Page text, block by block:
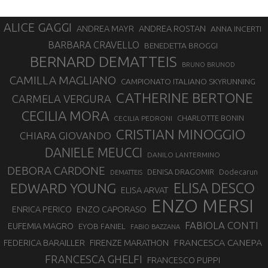
ALICE GAGGI ANDREA MAYR ANDREA ROSTAN ANNA INCERTI
BARBARA CRAVELLO BENEDETTA BROGGI
BERNARD DEMATTEIS BRUNO BRUNOD
CAMILLA MAGLIANO CAMPIONATO ITALIANO SKYRUNNING
CARMELA VERGURA CATHERINE BERTONE
CECILIA MORA CECILIA PEDRONI CHARLOTTE BONIN
CHIARA GIOVANDO CRISTIAN MINOGGIO
DANIELE MEUCCI DANILO LANTERMINO
DEBORA CARDONE DEMATTEIS DENISA DRAGOMIR Dodecarun
EDWARD YOUNG ELISA ARVAT ELISA DESCO
ENRICA PERICO ENZO CAPORASO ENZO MERSI
EUFEMIA MAGRO EYOB FANIEL FABIO BAZZANA FABIOLA CONTI
FEDERICA BARAILLER FIRENZE MARATHON FRANCESCA CANEPA
FRANCESCA GHELFI FRANCESCO PUPPI